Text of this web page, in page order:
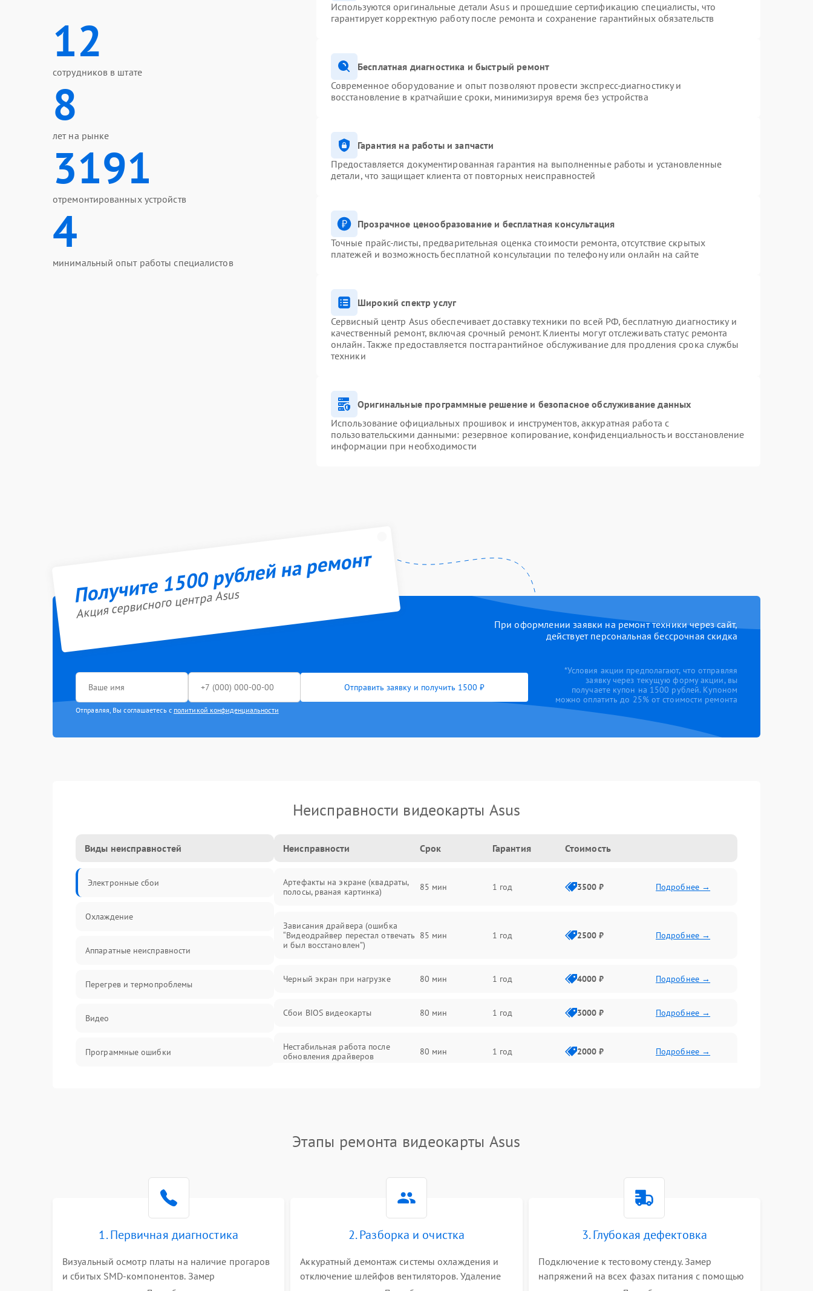
12
сотрудников в штате
8
лет на рынке
3191
отремонтированных устройств
4
минимальный опыт работы специалистов
Используются оригинальные детали Asus и прошедшие сертификацию специалисты, что
гарантирует корректную работу после ремонта и сохранение гарантийных обязательств
Бесплатная диагностика и быстрый ремонт
Современное оборудование и опыт позволяют провести экспресс-диагностику и
восстановление в кратчайшие сроки, минимизируя время без устройства
Гарантия на работы и запчасти
Предоставляется документированная гарантия на выполненные работы и установленные
детали, что защищает клиента от повторных неисправностей
Прозрачное ценообразование и бесплатная консультация
Точные прайс-листы, предварительная оценка стоимости ремонта, отсутствие скрытых
платежей и возможность бесплатной консультации по телефону или онлайн на сайте
Широкий спектр услуг
Сервисный центр Asus обеспечивает доставку техники по всей РФ, бесплатную диагностику и
качественный ремонт, включая срочный ремонт. Клиенты могут отслеживать статус ремонта
онлайн. Также предоставляется постгарантийное обслуживание для продления срока службы
техники
Оригинальные программные решение и безопасное обслуживание данных
Использование официальных прошивок и инструментов, аккуратная работа с
пользовательскими данными: резервное копирование, конфиденциальность и восстановление
информации при необходимости
Получите 1500 рублей на ремонт
Акция сервисного центра Asus
При оформлении заявки на ремонт техники через сайт,
действует персональная бессрочная скидка
Отправить заявку и получить 1500 ₽
Отправляя, Вы соглашаетесь с политикой конфиденциальности
*Условия акции предполагают, что отправляя
заявку через текущую форму акции, вы
получаете купон на 1500 рублей. Купоном
можно оплатить до 25% от стоимости ремонта
Неисправности видеокарты Asus
Виды неисправностей
Электронные сбои
Охлаждение
Аппаратные неисправности
Перегрев и термопроблемы
Видео
Программные ошибки
Электронные компоненты
Интерфейсы
Неисправности Срок Гарантия Стоимость
Артефакты на экране (квадраты,
полосы, рваная картинка)
85 мин 1 год 3500 ₽ Подробнее →
Зависания драйвера (ошибка
“Видеодрайвер перестал отвечать
и был восстановлен”)
85 мин 1 год 2500 ₽ Подробнее →
Черный экран при нагрузке 80 мин 1 год 4000 ₽ Подробнее →
Сбои BIOS видеокарты 80 мин 1 год 3000 ₽ Подробнее →
Нестабильная работа после
обновления драйверов
80 мин 1 год 2000 ₽ Подробнее →
Этапы ремонта видеокарты Asus
1. Первичная диагностика
Визуальный осмотр платы на наличие прогаров
и сбитых SMD-компонентов. Замер
2. Разборка и очистка
Аккуратный демонтаж системы охлаждения и
отключение шлейфов вентиляторов. Удаление
3. Глубокая дефектовка
Подключение к тестовому стенду. Замер
напряжений на всех фазах питания с помощью